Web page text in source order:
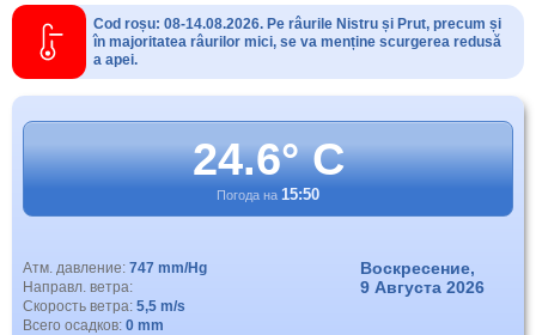
Cod roșu: 08-14.08.2026. Pe râurile Nistru și Prut, precum și
în majoritatea râurilor mici, se va menține scurgerea redusă
a apei.
24.6° C
Погода на 15:50
Атм. давление: 747 mm/Hg
Направл. ветра:
Скорость ветра: 5,5 m/s
Всего осадков: 0 mm
Воскресение,
9 Августа 2026